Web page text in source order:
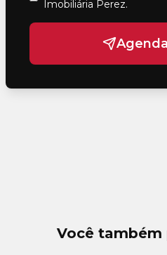
Imobiliária Perez.
Você